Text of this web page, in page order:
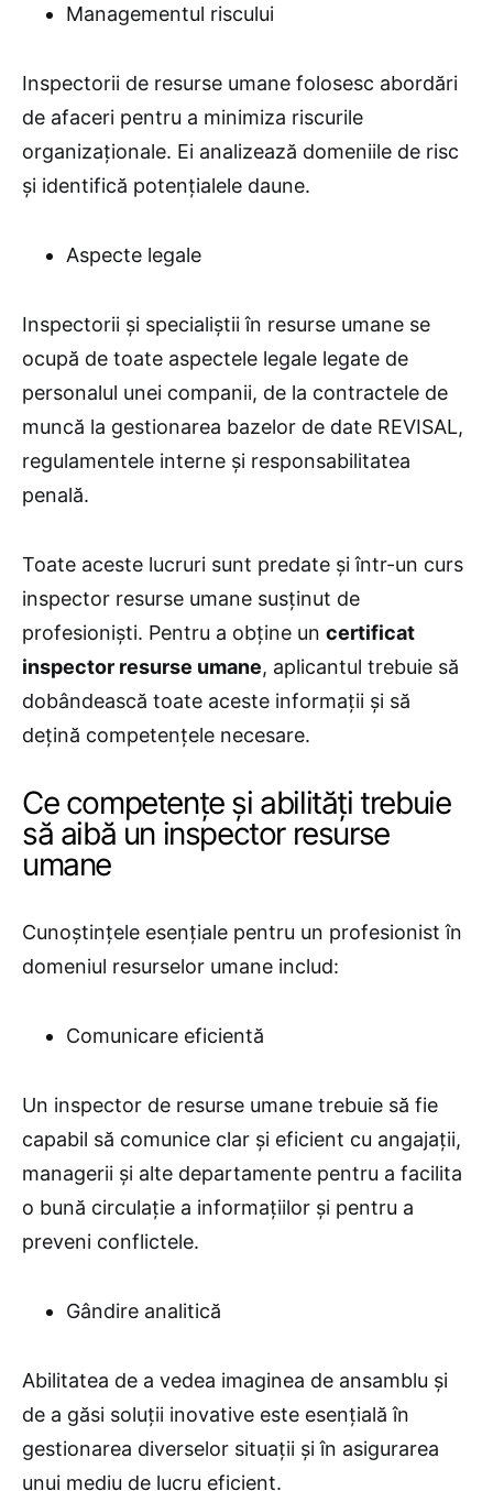
Managementul riscului
Inspectorii de resurse umane folosesc abordări
de afaceri pentru a minimiza riscurile
organizaționale. Ei analizează domeniile de risc
și identifică potențialele daune.
Aspecte legale
Inspectorii și specialiștii în resurse umane se
ocupă de toate aspectele legale legate de
personalul unei companii, de la contractele de
muncă la gestionarea bazelor de date REVISAL,
regulamentele interne și responsabilitatea
penală.
Toate aceste lucruri sunt predate și într-un curs
inspector resurse umane susținut de
profesioniști. Pentru a obține un certificat
inspector resurse umane, aplicantul trebuie să
dobândească toate aceste informații și să
dețină competențele necesare.
Ce competențe și abilități trebuie
să aibă un inspector resurse
umane
Cunoștințele esențiale pentru un profesionist în
domeniul resurselor umane includ:
Comunicare eficientă
Un inspector de resurse umane trebuie să fie
capabil să comunice clar și eficient cu angajații,
managerii și alte departamente pentru a facilita
o bună circulație a informațiilor și pentru a
preveni conflictele.
Gândire analitică
Abilitatea de a vedea imaginea de ansamblu și
de a găsi soluții inovative este esențială în
gestionarea diverselor situații și în asigurarea
unui mediu de lucru eficient.